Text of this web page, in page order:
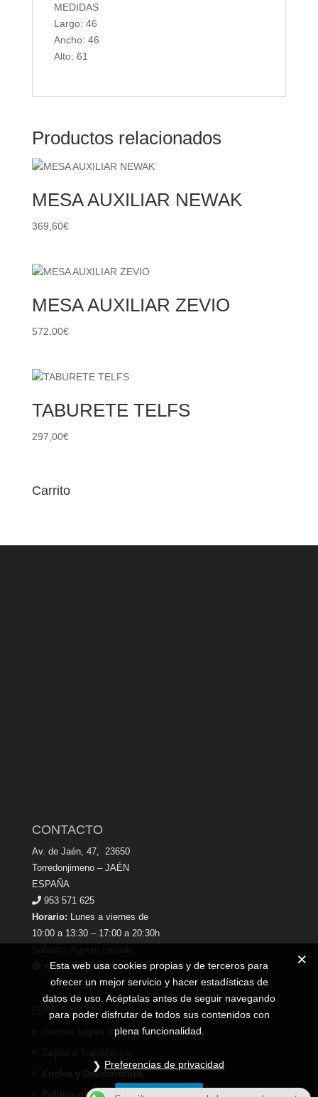
MEDIDAS
Largo: 46
Ancho: 46
Alto: 61
Productos relacionados
MESA AUXILIAR NEWAK
369,60€
MESA AUXILIAR ZEVIO
572,00€
TABURETE TELFS
297,00€
Carrito
CONTACTO
Av. de Jaén, 47, 23650
Torredonjimeno – JAÉN
ESPAÑA
953 571 625
Horario: Lunes a viernes de
10:00 a 13:30 – 17:00 a 20:30h
www.dekamobiliario.es
GARANTÍA
Compra segura SSL
Envíos y Devoluciones
Política de Privacidad
Esta web usa cookies propias y de terceros para
ofrecer un mejor servicio y hacer estadísticas de
datos de uso. Acéptalas antes de seguir navegando
para poder disfrutar de todos sus contenidos con
plena funcionalidad.
Preferencias de privacidad
Estoy de acuerdo